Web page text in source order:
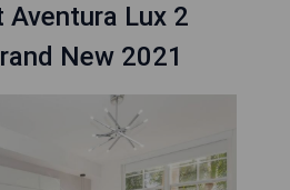
Aventura Lux 2
New 2021